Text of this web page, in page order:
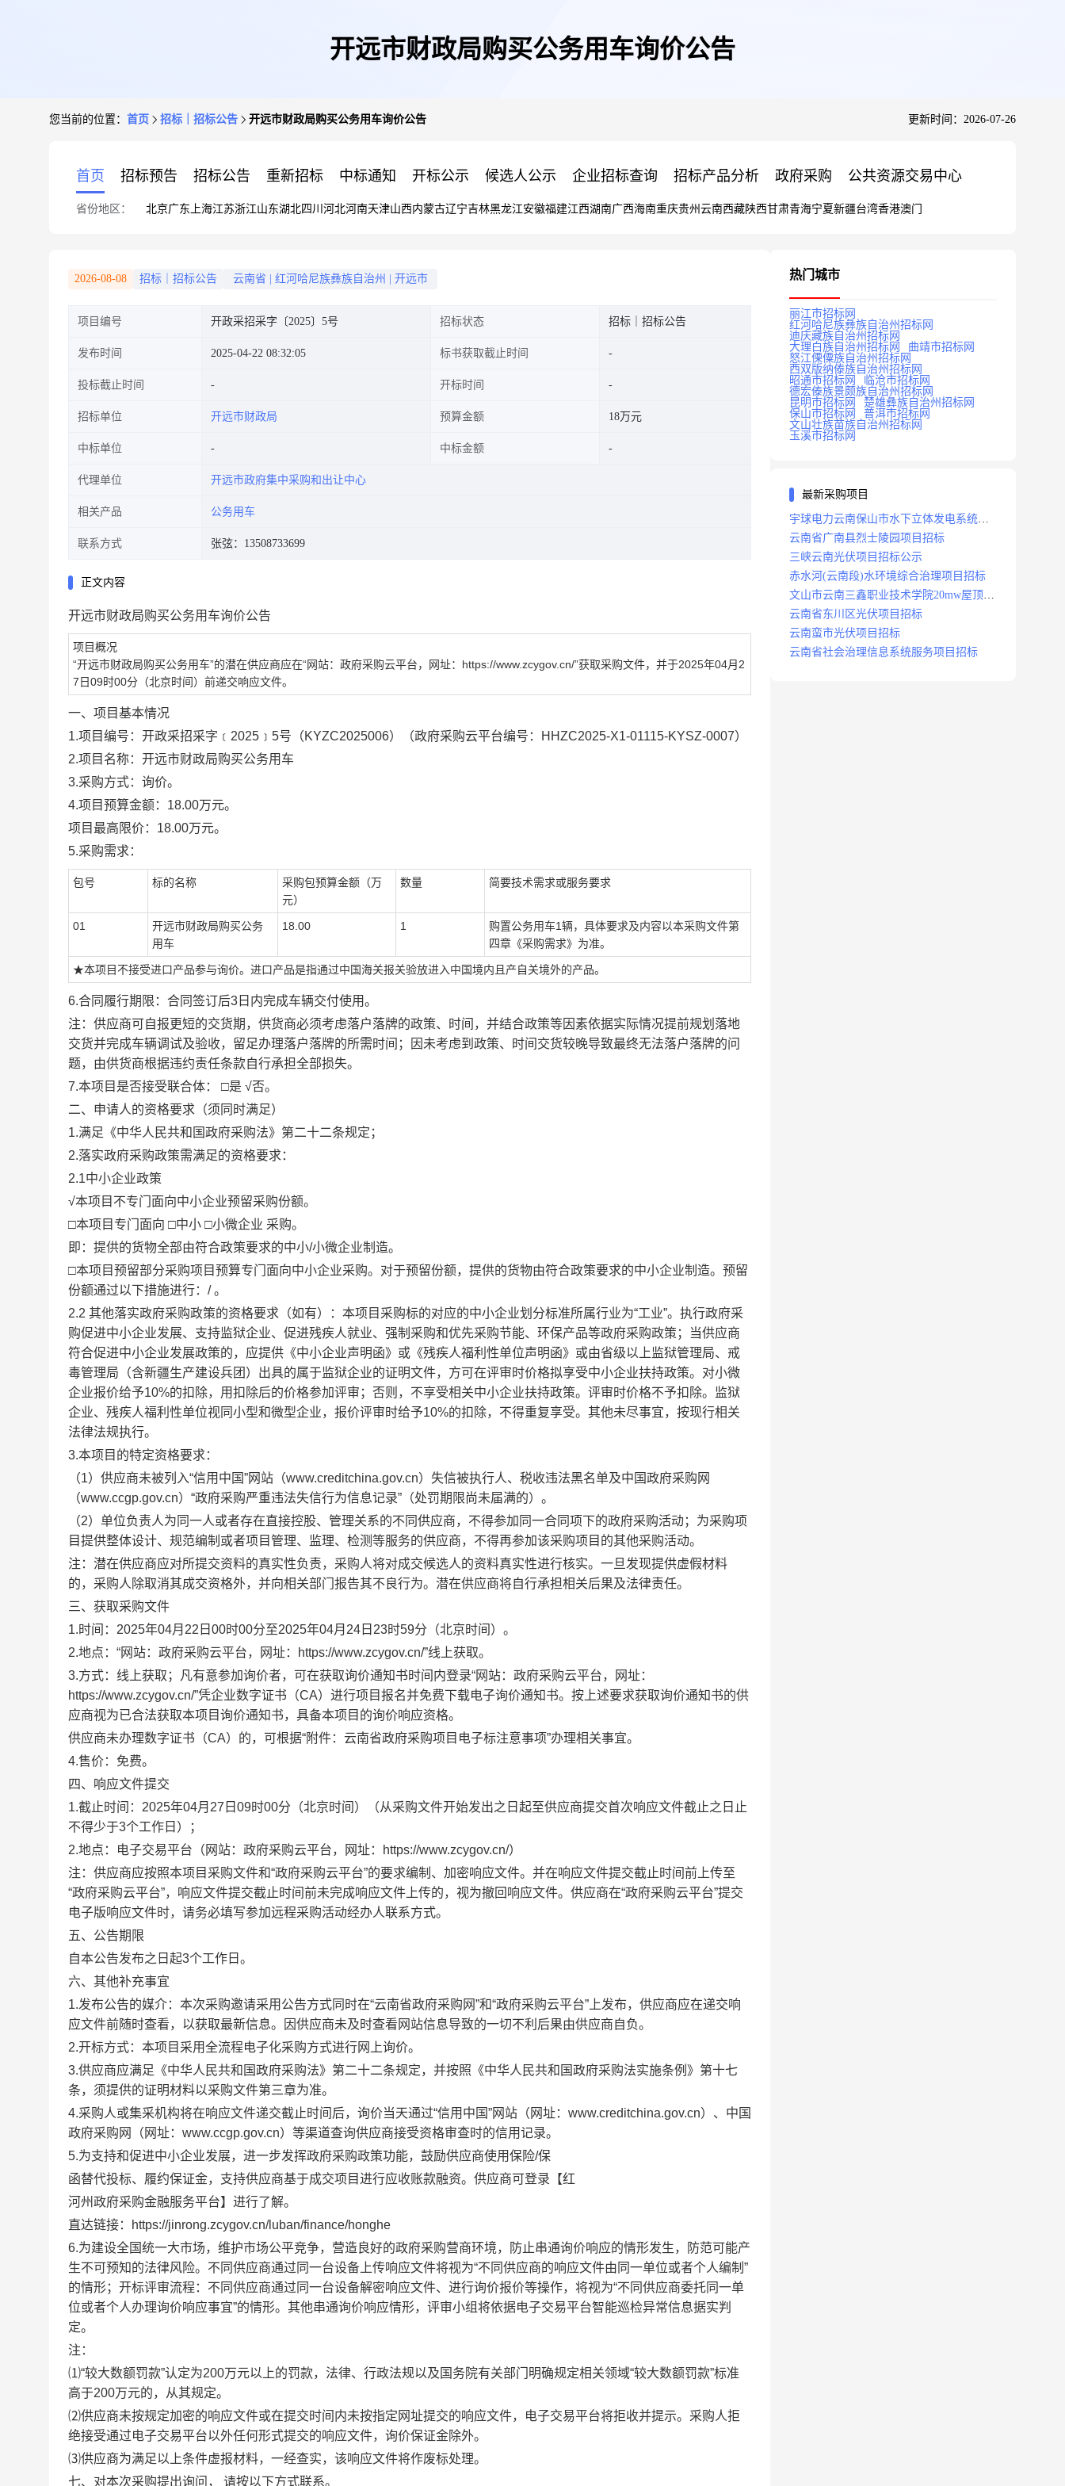
开远市财政局购买公务用车询价公告
您当前的位置： 首页 招标｜招标公告 开远市财政局购买公务用车询价公告 更新时间：2026-07-26
首页 招标预告 招标公告 重新招标 中标通知 开标公示 候选人公示 企业招标查询 招标产品分析 政府采购 公共资源交易中心
省份地区： 北京广东 上海江苏浙江山东湖北四川 河北河南天津山西内蒙古辽宁吉林黑龙江安徽福建江西湖南广西海南重庆贵州 云南西藏陕西甘肃青海宁夏新疆台湾香港澳门
2026-08-08 招标｜招标公告 云南省 红河哈尼族彝族自治州 开远市
项目编号 开政采招采字〔2025〕5号 招标状态 招标｜招标公告
发布时间 2025-04-22 08:32:05 标书获取截止时间
投标截止时间 开标时间
招标单位 开远市财政局 预算金额 18万元
中标单位 中标金额
代理单位 开远市政府集中采购和出让中心
相关产品 公务用车
联系方式 张弦：13508733699
正文内容
开远市财政局购买公务用车询价公告
项目概况
“开远市财政局购买公务用车”的潜在供应商应在“网站：政府采购云平台，网址：https://www.zcygov.cn/”获取采购文件，并于2025年04月2
7日09时00分（北京时间）前递交响应文件。
一、项目基本情况
1.项目编号：开政采招采字﹝2025﹞5号（KYZC2025006）（政府采购云平台编号：HHZC2025-X1-01115-KYSZ-0007）
2.项目名称：开远市财政局购买公务用车
3.采购方式：询价。
4.项目预算金额：18.00万元。
项目最高限价： 18.00万元。
5.采购需求：
包号 标的名称
采购包预算金额（万
元）
数量 简要技术需求或服务要求
01
开远市财政局购买公务
用车
18.00 1 购置公务用车1辆，具体要求及内容以本采购文件第
四章《采购需求》为准。
★本项目不接受进口产品参与询价。进口产品是指通过中国海关报关验放进入中国境内且产自关境外的产品。
6.合同履行期限：合同签订后3日内完成车辆交付使用。
注：供应商可自报更短的交货期，供货商必须考虑落户落牌的政策、时间，并结合政策等因素依据实际情况提前规划落地
交货并完成车辆调试及验收，留足办理落户落牌的所需时间；因未考虑到政策、时间交货较晚导致最终无法落户落牌的问
题，由供货商根据违约责任条款自行承担全部损失。
7.本项目是否接受联合体： □是 √否。
二、申请人的资格要求（须同时满足）
1.满足《中华人民共和国政府采购法》第二十二条规定；
2.落实政府采购政策需满足的资格要求：
2.1中小企业政策
√本项目不专门面向中小企业预留采购份额。
□本项目专门面向 □中小 □小微企业 采购。
即：提供的货物全部由符合政策要求的中小/小微企业制造。
□本项目预留部分采购项目预算专门面向中小企业采购。对于预留份额，提供的货物由符合政策要求的中小企业制造。预留
份额通过以下措施进行： /。
2.2 其他落实政府采购政策的资格要求（如有）：本项目采购标的对应的中小企业划分标准所属行业为“工业”。执行政府采
购促进中小企业发展、支持监狱企业、促进残疾人就业、强制采购和优先采购节能、环保产品等政府采购政策；当供应商
符合促进中小企业发展政策的，应提供《中小企业声明函》或《残疾人福利性单位声明函》或由省级以上监狱管理局、戒
毒管理局（含新疆生产建设兵团）出具的属于监狱企业的证明文件，方可在评审时价格拟享受中小企业扶持政策。对小微
企业报价给予10%的扣除，用扣除后的价格参加评审；否则，不享受相关中小企业扶持政策。评审时价格不予扣除。监狱
企业、残疾人福利性单位视同小型和微型企业，报价评审时给予10%的扣除，不得重复享受。其他未尽事宜，按现行相关
法律法规执行。
3.本项目的特定资格要求：
（1）供应商未被列入“信用中国”网站（www.creditchina.gov.cn）失信被执行人、税收违法黑名单及中国政府采购网
（www.ccgp.gov.cn）“政府采购严重违法失信行为信息记录”（处罚期限尚未届满的）。
（2）单位负责人为同一人或者存在直接控股、管理关系的不同供应商，不得参加同一合同项下的政府采购活动；为采购项
目提供整体设计、规范编制或者项目管理、监理、检测等服务的供应商，不得再参加该采购项目的其他采购活动。
注：潜在供应商应对所提交资料的真实性负责，采购人将对成交候选人的资料真实性进行核实。一旦发现提供虚假材料
的，采购人除取消其成交资格外，并向相关部门报告其不良行为。潜在供应商将自行承担相关后果及法律责任。
三、获取采购文件
1.时间：2025年04月22日00时00分至2025年04月24日23时59分（北京时间）。
2.地点：“网站：政府采购云平台，网址：https://www.zcygov.cn/”线上获取。
3.方式：线上获取；凡有意参加询价者，可在获取询价通知书时间内登录“网站：政府采购云平台，网址：
https://www.zcygov.cn/”凭企业数字证书（CA）进行项目报名并免费下载电子询价通知书。按上述要求获取询价通知书的供
应商视为已合法获取本项目询价通知书，具备本项目的询价响应资格。
供应商未办理数字证书（CA）的，可根据“附件：云南省政府采购项目电子标注意事项”办理相关事宜。
4.售价：免费。
四、响应文件提交
1.截止时间：2025年04月27日09时00分（北京时间）（从采购文件开始发出之日起至供应商提交首次响应文件截止之日止
不得少于3个工作日）；
2.地点：电子交易平台（网站：政府采购云平台，网址：https://www.zcygov.cn/）
注：供应商应按照本项目采购文件和“政府采购云平台”的要求编制、加密响应文件。并在响应文件提交截止时间前上传至
“政府采购云平台”，响应文件提交截止时间前未完成响应文件上传的，视为撤回响应文件。供应商在“政府采购云平台”提交
电子版响应文件时，请务必填写参加远程采购活动经办人联系方式。
五、公告期限
自本公告发布之日起3个工作日。
六、其他补充事宜
1.发布公告的媒介：本次采购邀请采用公告方式同时在“云南省政府采购网”和“政府采购云平台”上发布，供应商应在递交响
应文件前随时查看，以获取最新信息。因供应商未及时查看网站信息导致的一切不利后果由供应商自负。
2.开标方式：本项目采用全流程电子化采购方式进行网上询价。
3.供应商应满足《中华人民共和国政府采购法》第二十二条规定，并按照《中华人民共和国政府采购法实施条例》第十七
条，须提供的证明材料以采购文件第三章为准。
4.采购人或集采机构将在响应文件递交截止时间后，询价当天通过“信用中国”网站（网址：www.creditchina.gov.cn）、中国
政府采购网（网址：www.ccgp.gov.cn）等渠道查询供应商接受资格审查时的信用记录。
5.为支持和促进中小企业发展，进一步发挥政府采购政策功能，鼓励供应商使用保险/保
函替代投标、履约保证金，支持供应商基于成交项目进行应收账款融资。供应商可登录【红
河州政府采购金融服务平台】进行了解。
直达链接：
https://jinrong.zcygov.cn/luban/finance/honghe
6.为建设全国统一大市场，维护市场公平竞争，营造良好的政府采购营商环境，防止串通询价响应的情形发生，防范可能产
生不可预知的法律风险。不同供应商通过同一台设备上传响应文件将视为“不同供应商的响应文件由同一单位或者个人编制”
的情形；开标评审流程：不同供应商通过同一台设备解密响应文件、进行询价报价等操作，将视为“不同供应商委托同一单
位或者个人办理询价响应事宜”的情形。其他串通询价响应情形，评审小组将依据电子交易平台智能巡检异常信息据实判
定。
注：
⑴“较大数额罚款”认定为200万元以上的罚款，法律、行政法规以及国务院有关部门明确规定相关领域“较大数额罚款”标准
高于200万元的，从其规定。
⑵供应商未按规定加密的响应文件或在提交时间内未按指定网址提交的响应文件，电子交易平台将拒收并提示。采购人拒
绝接受通过电子交易平台以外任何形式提交的响应文件，询价保证金除外。
⑶供应商为满足以上条件虚报材料，一经查实，该响应文件将作废标处理。
七、对本次采购提出询问，
请按以下方式联系。
热门城市
丽江市招标网
红河哈尼族彝族自治州招标网
迪庆藏族自治州招标网
大理白族自治州招标网
曲靖市招标网
怒江傈僳族自治州招标网
西双版纳傣族自治州招标网
昭通市招标网
临沧市招标网
德宏傣族景颇族自治州招标网
昆明市招标网
楚雄彝族自治州招标网
保山市招标网
普洱市招标网
文山壮族苗族自治州招标网
玉溪市招标网
最新采购项目
宇球电力云南保山市水下立体发电系统项
目招标
云南省广南县烈士陵园项目招标
三峡云南光伏项目招标公示
赤水河(云南段)水环境综合治理项目招标
文山市云南三鑫职业技术学院20mw屋顶分
布式光伏设计施工总承包(epc)项目招标
云南省东川区光伏项目招标
云南蛮市光伏项目招标
云南省社会治理信息系统服务项目招标